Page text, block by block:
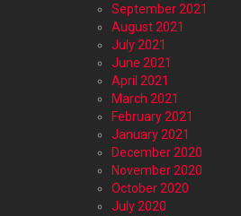
September 2021
August 2021
July 2021
June 2021
April 2021
March 2021
February 2021
January 2021
December 2020
November 2020
October 2020
July 2020